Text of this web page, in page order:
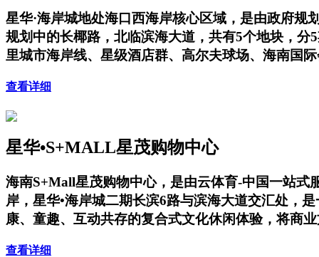
星华·海岸城地处海口西海岸核心区域，是由政府
规划中的长椰路，北临滨海大道，共有5个地块，
里城市海岸线、星级酒店群、高尔夫球场、海南国
查看详细
星华•S+MALL星茂购物中心
海南S+Mall星茂购物中心，是由云体育-中国一站
岸，星华•海岸城二期长滨6路与滨海大道交汇处，
康、童趣、互动共存的复合式文化休闲体验，将商
查看详细